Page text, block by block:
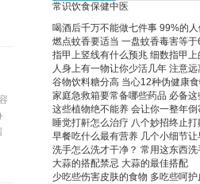
常识饮食保健中医
喝酒后千万不能做七件事 99%的人
燃点蚊香要适当 一盘蚊香毒害等于
指甲上竖线有什么预兆 细数指甲
人身上有一物让你少活几年 注意远
谷物饮料糖分高 当心12种伪健康
家庭急救箱要常备哪些药品 必备
这些植物绝不能养 会让你一整年倒
睡觉打鼾怎么治疗 八个妙招终止打
早餐吃什么最有营养 几个小细节
洗手怎么洗才干净？ 常用这东西洗
大蒜的搭配禁忌 大蒜的最佳搭配
少吃些伤害皮肤的食物 多吃些呵护